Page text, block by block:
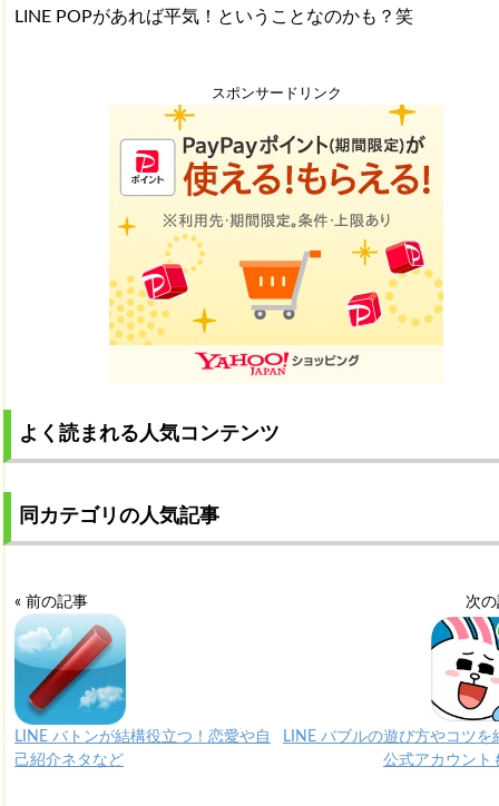
LINE POPがあれば平気！ということなのかも？笑
スポンサードリンク
よく読まれる人気コンテンツ
同カテゴリの人気記事
« 前の記事
LINE バトンが結構役立つ！恋愛や自
己紹介ネタなど
次
LINE バブルの遊び方やコツを
公式アカウント